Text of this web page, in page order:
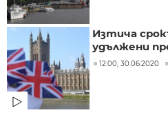
Изтича
удължени
12:00, 30.06.2020